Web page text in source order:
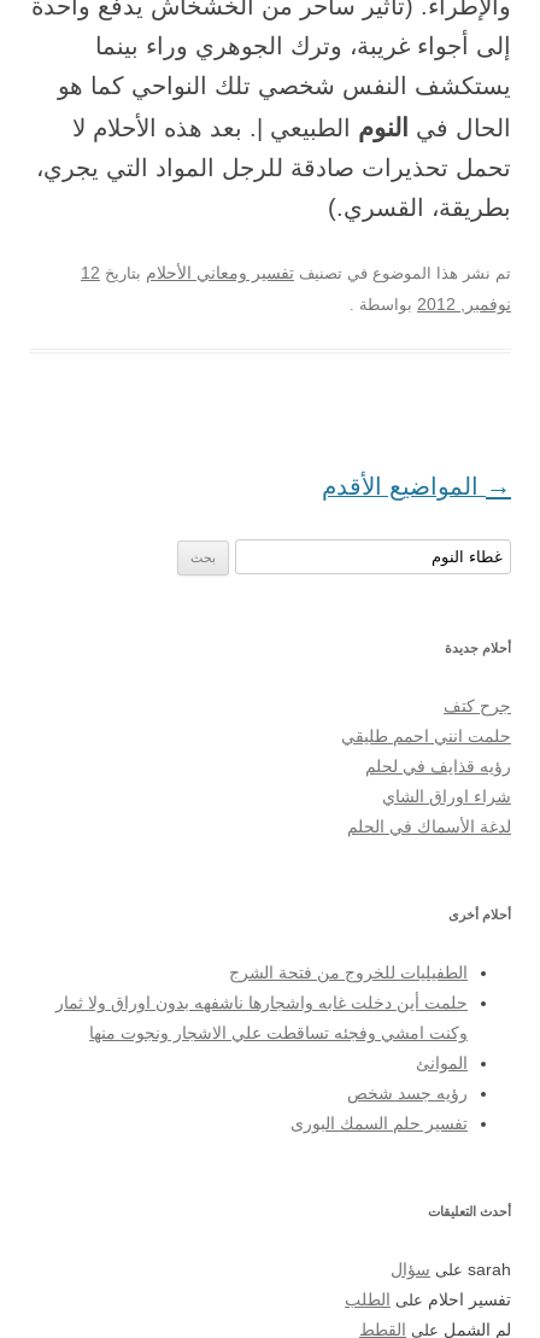
والإطراء. (تأثير ساحر من الخشخاش يدفع واحدة
إلى أجواء غريبة، وترك الجوهري وراء بينما
يستكشف النفس شخصي تلك النواحي كما هو
الحال في النوم الطبيعي |. بعد هذه الأحلام لا
تحمل تحذيرات صادقة للرجل المواد التي يجري،
بطريقة، القسري.)
تم نشر هذا الموضوع في تصنيف تفسير ومعاني الأحلام بتاريخ 12
نوفمبر, 2012
بواسطة .
تصفح المواضيع
→ المواضيع الأقدم
البحث عن:
أحلام جديدة
جرح كتف
حلمت انني احمم طليقي
رؤيه قذايف في لحلم
شراء اوراق الشاي
لدغة الأسماك في الحلم
أحلام أخرى
الطفيليات للخروج من فتحة الشرج
حلمت أين دخلت غابه واشجارها ناشفهه بدون اوراق ولا ثمار
وكنت امشي وفجئه تساقطت علي الاشجار ونجوت منها
الموانئ
رؤيه جسد شخص
تفسير حلم السمك البورى
أحدث التعليقات
sarah على سؤال
تفسير احلام على
الطلب
لم الشمل على القطط